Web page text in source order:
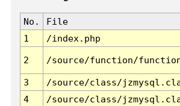
No. File
1
/index.php
2 /source/function/
3 /source/class/
4
/source/class/